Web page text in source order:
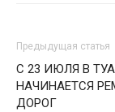
Предыдущая статья
С 23 ИЮЛЯ В
НАЧИНАЕТСЯ
ДОРОГ